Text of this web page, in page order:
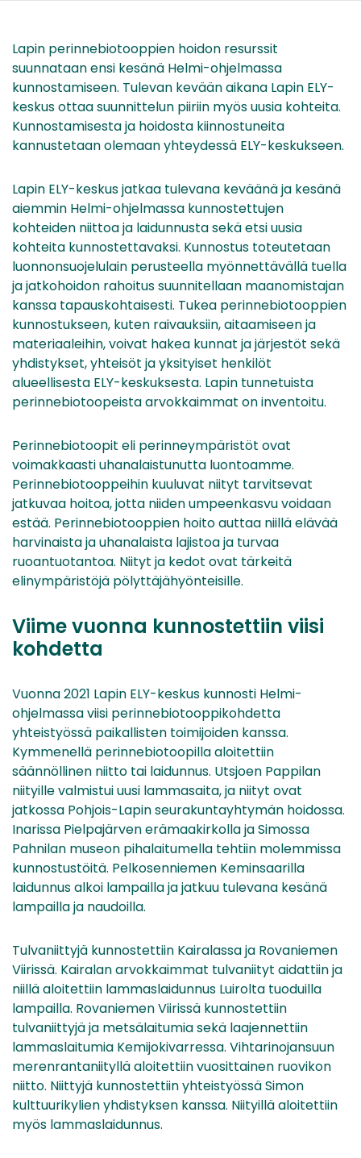
Lapin perinnebiotooppien hoidon resurssit
suunnataan ensi kesänä Helmi-ohjelmassa
kunnostamiseen. Tulevan kevään aikana Lapin ELY-
keskus ottaa suunnittelun piiriin myös uusia kohteita.
Kunnostamisesta ja hoidosta kiinnostuneita
kannustetaan olemaan yhteydessä ELY-keskukseen.
Lapin ELY-keskus jatkaa tulevana keväänä ja kesänä
aiemmin Helmi-ohjelmassa kunnostettujen
kohteiden niittoa ja laidunnusta sekä etsi uusia
kohteita kunnostettavaksi. Kunnostus toteutetaan
luonnonsuojelulain perusteella myönnettävällä tuella
ja jatkohoidon rahoitus suunnitellaan maanomistajan
kanssa tapauskohtaisesti. Tukea perinnebiotooppien
kunnostukseen, kuten raivauksiin, aitaamiseen ja
materiaaleihin, voivat hakea kunnat ja järjestöt sekä
yhdistykset, yhteisöt ja yksityiset henkilöt
alueellisesta ELY-keskuksesta. Lapin tunnetuista
perinnebiotoopeista arvokkaimmat on inventoitu.
Perinnebiotoopit eli perinneympäristöt ovat
voimakkaasti uhanalaistunutta luontoamme.
Perinnebiotooppeihin kuuluvat niityt tarvitsevat
jatkuvaa hoitoa, jotta niiden umpeenkasvu voidaan
estää. Perinnebiotooppien hoito auttaa niillä elävää
harvinaista ja uhanalaista lajistoa ja turvaa
ruoantuotantoa. Niityt ja kedot ovat tärkeitä
elinympäristöjä pölyttäjähyönteisille.
Viime vuonna kunnostettiin viisi
kohdetta
Vuonna 2021 Lapin ELY-keskus kunnosti Helmi-
ohjelmassa viisi perinnebiotooppikohdetta
yhteistyössä paikallisten toimijoiden kanssa.
Kymmenellä perinnebiotoopilla aloitettiin
säännöllinen niitto tai laidunnus. Utsjoen Pappilan
niityille valmistui uusi lammasaita, ja niityt ovat
jatkossa Pohjois-Lapin seurakuntayhtymän hoidossa.
Inarissa Pielpajärven erämaakirkolla ja Simossa
Pahnilan museon pihalaitumella tehtiin molemmissa
kunnostustöitä. Pelkosenniemen Keminsaarilla
laidunnus alkoi lampailla ja jatkuu tulevana kesänä
lampailla ja naudoilla.
Tulvaniittyjä kunnostettiin Kairalassa ja Rovaniemen
Viirissä. Kairalan arvokkaimmat tulvaniityt aidattiin ja
niillä aloitettiin lammaslaidunnus Luirolta tuoduilla
lampailla. Rovaniemen Viirissä kunnostettiin
tulvaniittyjä ja metsälaitumia sekä laajennettiin
lammaslaitumia Kemijokivarressa. Vihtarinojansuun
merenrantaniityllä aloitettiin vuosittainen ruovikon
niitto. Niittyjä kunnostettiin yhteistyössä Simon
kulttuurikylien yhdistyksen kanssa. Niityillä aloitettiin
myös lammaslaidunnus.